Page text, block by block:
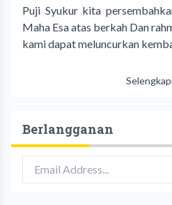
Puji Syukur kita
Maha Esa atas berkah Dan
kami dapat meluncurkan
Berlangganan